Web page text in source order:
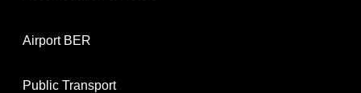
Airport BER
Public Transport